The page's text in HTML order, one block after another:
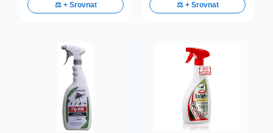
⚖️ + Srovnat ⚖️ + Srovnat